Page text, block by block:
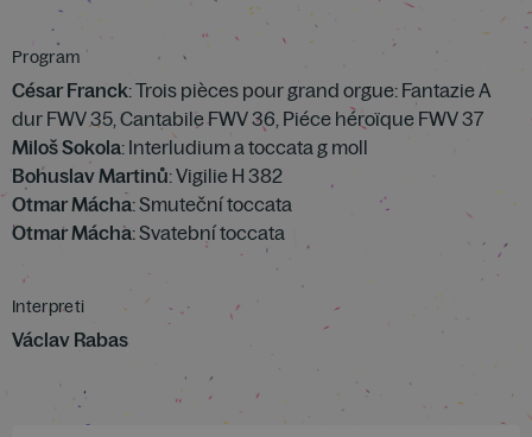
Program
César Franck: Trois pièces pour grand orgue: Fantazie A
dur FWV 35, Cantabile FWV 36, Piéce héroïque FWV 37
Miloš Sokola: Interludium a toccata g moll
Bohuslav Martinů: Vigilie H 382
Otmar Mácha: Smuteční toccata
Otmar Mácha: Svatební toccata
Interpreti
Václav Rabas